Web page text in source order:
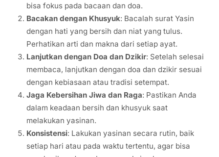
bisa fokus pada bacaan dan doa.
Bacakan dengan Khusyuk: Bacalah surat Yasin
dengan hati yang bersih dan niat yang tulus.
Perhatikan arti dan makna dari setiap ayat.
Lanjutkan dengan Doa dan Dzikir: Setelah selesai
membaca, lanjutkan dengan doa dan dzikir sesuai
dengan kebiasaan atau tradisi setempat.
Jaga Kebersihan Jiwa dan Raga: Pastikan Anda
dalam keadaan bersih dan khusyuk saat
melakukan yasinan.
Konsistensi: Lakukan yasinan secara rutin, baik
setiap hari atau pada waktu tertentu, agar bisa